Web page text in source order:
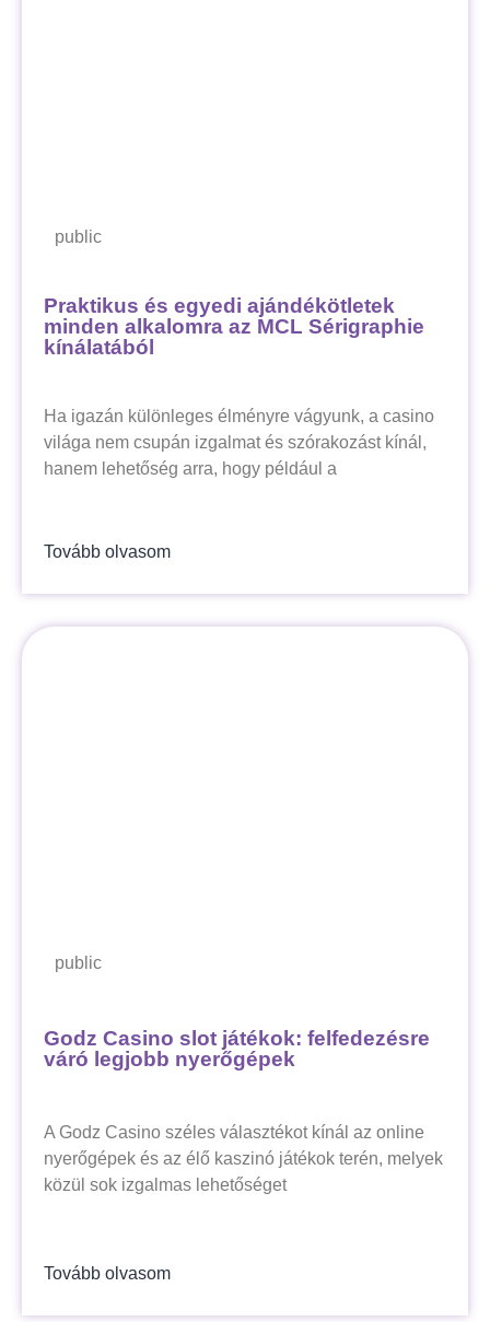
public
Praktikus és egyedi ajándékötletek
minden alkalomra az MCL Sérigraphie
kínálatából
Ha igazán különleges élményre vágyunk, a casino
világa nem csupán izgalmat és szórakozást kínál,
hanem lehetőség arra, hogy például a
Tovább olvasom
public
Godz Casino slot játékok: felfedezésre
váró legjobb nyerőgépek
A Godz Casino széles választékot kínál az online
nyerőgépek és az élő kaszinó játékok terén, melyek
közül sok izgalmas lehetőséget
Tovább olvasom